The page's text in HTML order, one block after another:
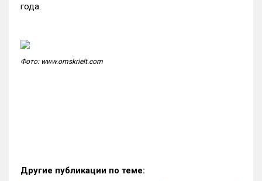
года.
Фото: www.omskrielt.com
Другие публикации по теме: